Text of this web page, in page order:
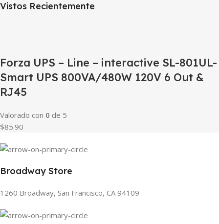
Vistos Recientemente
Forza UPS – Line – interactive SL-801UL-
Smart UPS 800VA/480W 120V 6 Out &
RJ45
Valorado con 0 de 5
$85.90
Broadway Store
1260 Broadway, San Francisco, CA 94109